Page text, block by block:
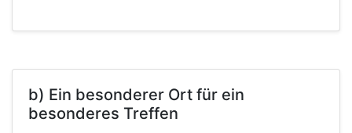
b) Ein besonderer Ort für ein
besonderes Treffen